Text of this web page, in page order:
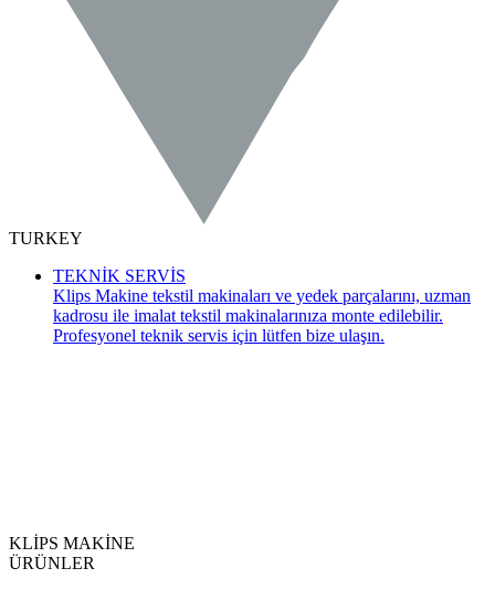
TURKEY
TEKNİK SERVİS
Klips Makine tekstil makinaları ve yedek parçalarını, uzman
kadrosu ile imalat tekstil makinalarınıza monte edilebilir.
Profesyonel teknik servis için lütfen bize ulaşın.
KLİPS MAKİNE
ÜRÜNLER